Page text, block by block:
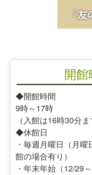
開館
◆開館時間
9時～17時
（入館は16時30分ま
◆休館日
・毎週月曜日（月
館の場合有り）
・年末年始（12/29～